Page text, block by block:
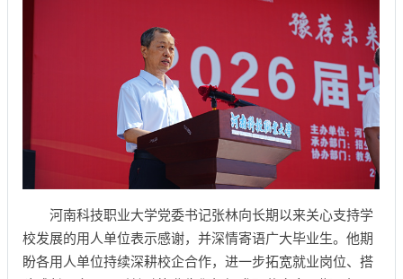
河南科技职业大学党委书记张林向长期以来关心支持学
校发展的用人单位表示感谢，并深情寄语广大毕业生。他期
盼各用人单位持续深耕校企合作，进一步拓宽就业岗位、搭